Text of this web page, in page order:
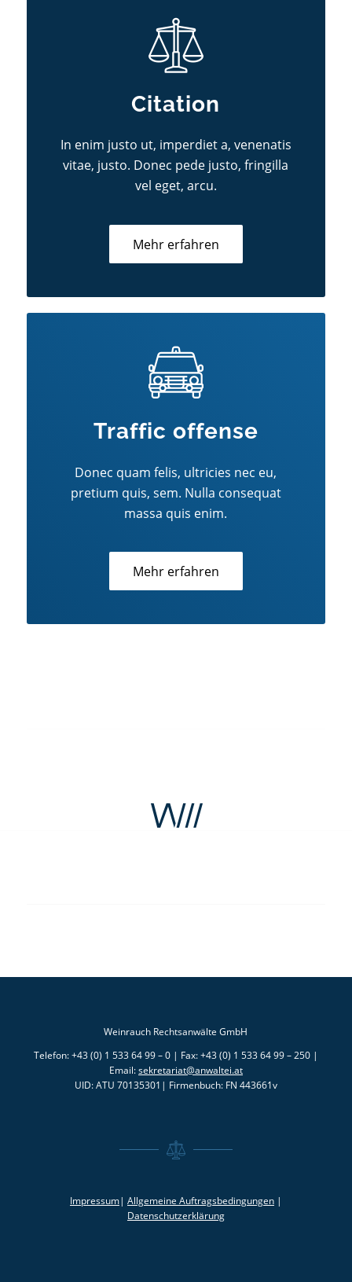
Citation
In enim justo ut, imperdiet a, venenatis
vitae, justo. Donec pede justo, fringilla
vel eget, arcu.
Mehr erfahren
Traffic offense
Donec quam felis, ultricies nec eu,
pretium quis, sem. Nulla consequat
massa quis enim.
Mehr erfahren
Weinrauch Rechtsanwälte GmbH
Telefon: +43 (0) 1 533 64 99 – 0 | Fax: +43 (0) 1 533 64 99 – 250 |
Email:sekretariat@anwaltei.at
UID: ATU 70135301| Firmenbuch: FN 443661v
Impressum| Allgemeine Auftragsbedingungen|
Datenschutzerklärung